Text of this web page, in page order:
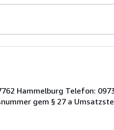
Hammelburg Telefon:
gem § 27 a